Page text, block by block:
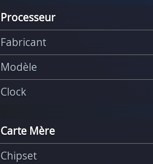
Processeur
Fabricant
Modèle
Clock
Carte Mère
Chipset